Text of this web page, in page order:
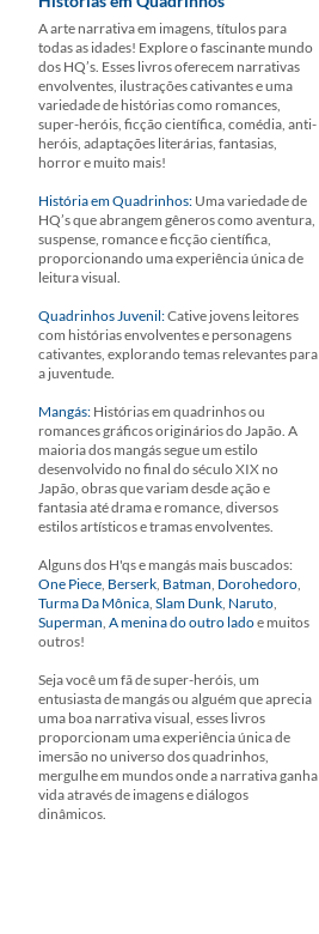
A arte narrativa em imagens, títulos para
todas as idades! Explore o fascinante mundo
dos HQ’s. Esses livros oferecem narrativas
envolventes, ilustrações cativantes e uma
variedade de histórias como romances,
super-heróis, ficção científica, comédia, anti-
heróis, adaptações literárias, fantasias,
horror e muito mais!
História em Quadrinhos: Uma variedade de
HQ’s que abrangem gêneros como aventura,
suspense, romance e ficção científica,
proporcionando uma experiência única de
leitura visual.
Quadrinhos Juvenil:Cative jovens leitores
com histórias envolventes e personagens
cativantes, explorando temas relevantes para
a juventude.
Mangás: Histórias em quadrinhos ou
romances gráficos originários do Japão. A
maioria dos mangás segue um estilo
desenvolvido no final do século XIX no
Japão, obras que variam desde ação e
fantasia até drama e romance, diversos
estilos artísticos e tramas envolventes.
Alguns dos H'qs e mangás mais buscados:
One Piece, Berserk, Batman, Dorohedoro,
Turma Da Mônica, Slam Dunk, Naruto,
Superman, A menina do outro ladoe muitos
outros!
Seja você um fã de super-heróis, um
entusiasta de mangás ou alguém que aprecia
uma boa narrativa visual, esses livros
proporcionam uma experiência única de
imersão no universo dos quadrinhos,
mergulhe em mundos onde a narrativa ganha
vida através de imagens e diálogos
dinâmicos.